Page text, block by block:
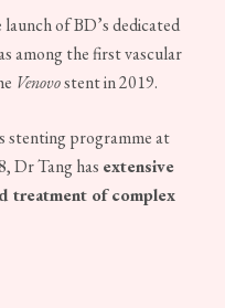
of BD’s dedicated
among the first vascular
Venovostent in 2019.
stenting programme at
Dr Tang has extensive
treatment of complex